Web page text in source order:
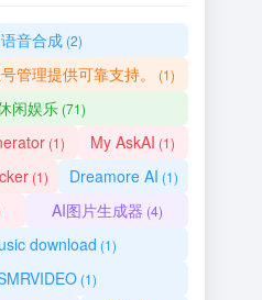
音合成(2)
管理提供可靠支持。 (1)
闲娱乐 (71)
(1) My AskAI (1)
(1) Dreamore AI (1)
AI图片生成器 (4)
download (1)
(1)